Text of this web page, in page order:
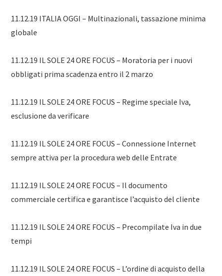
11.12.19 ITALIA OGGI – Multinazionali, tassazione minima
globale
11.12.19 IL SOLE 24 ORE FOCUS – Moratoria per i nuovi
obbligati prima scadenza entro il 2 marzo
11.12.19 IL SOLE 24 ORE FOCUS – Regime speciale Iva,
esclusione da verificare
11.12.19 IL SOLE 24 ORE FOCUS – Connessione Internet
sempre attiva per la procedura web delle Entrate
11.12.19 IL SOLE 24 ORE FOCUS – Il documento
commerciale certifica e garantisce l’acquisto del cliente
11.12.19 IL SOLE 24 ORE FOCUS – Precompilate Iva in due
tempi
11.12.19 IL SOLE 24 ORE FOCUS – L’ordine di acquisto della